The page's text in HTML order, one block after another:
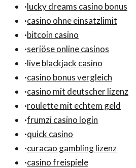
·lucky dreams casino bonus
·casino ohne einsatzlimit
·bitcoin casino
·seriöse online casinos
·live blackjack casino
·casino bonus vergleich
·casino mit deutscher lizenz
·roulette mit echtem geld
·frumzi casino login
·quick casino
·curacao gambling lizenz
·casino freispiele